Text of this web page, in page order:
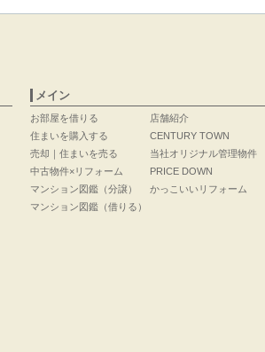
メイン
お部屋を借りる
住まいを購入する
売却｜住まいを売る
中古物件×リフォーム
マンション図鑑（分譲）
マンション図鑑（借りる）
店舗紹介
CENTURY TOWN
当社オリジナル管理物件
PRICE DOWN
かっこいいリフォーム